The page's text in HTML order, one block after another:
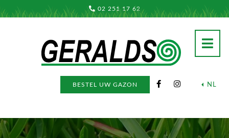
02 251 17 62
NL
BESTEL UW GAZON